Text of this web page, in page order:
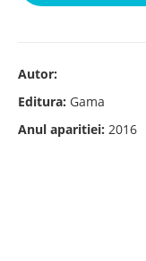
Autor:
Editura: Gama
Anul aparitiei: 2016